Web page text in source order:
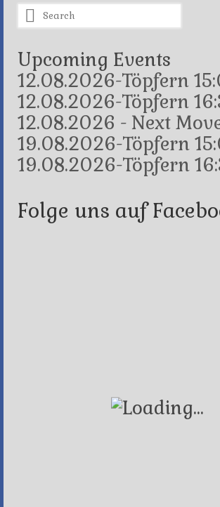
Search
for:
Upcoming Events
12.08.2026-Töpfern
12.08.2026-Töpfern
12.08.2026 - Next
19.08.2026-Töpfern
19.08.2026-Töpfern
Folge uns auf